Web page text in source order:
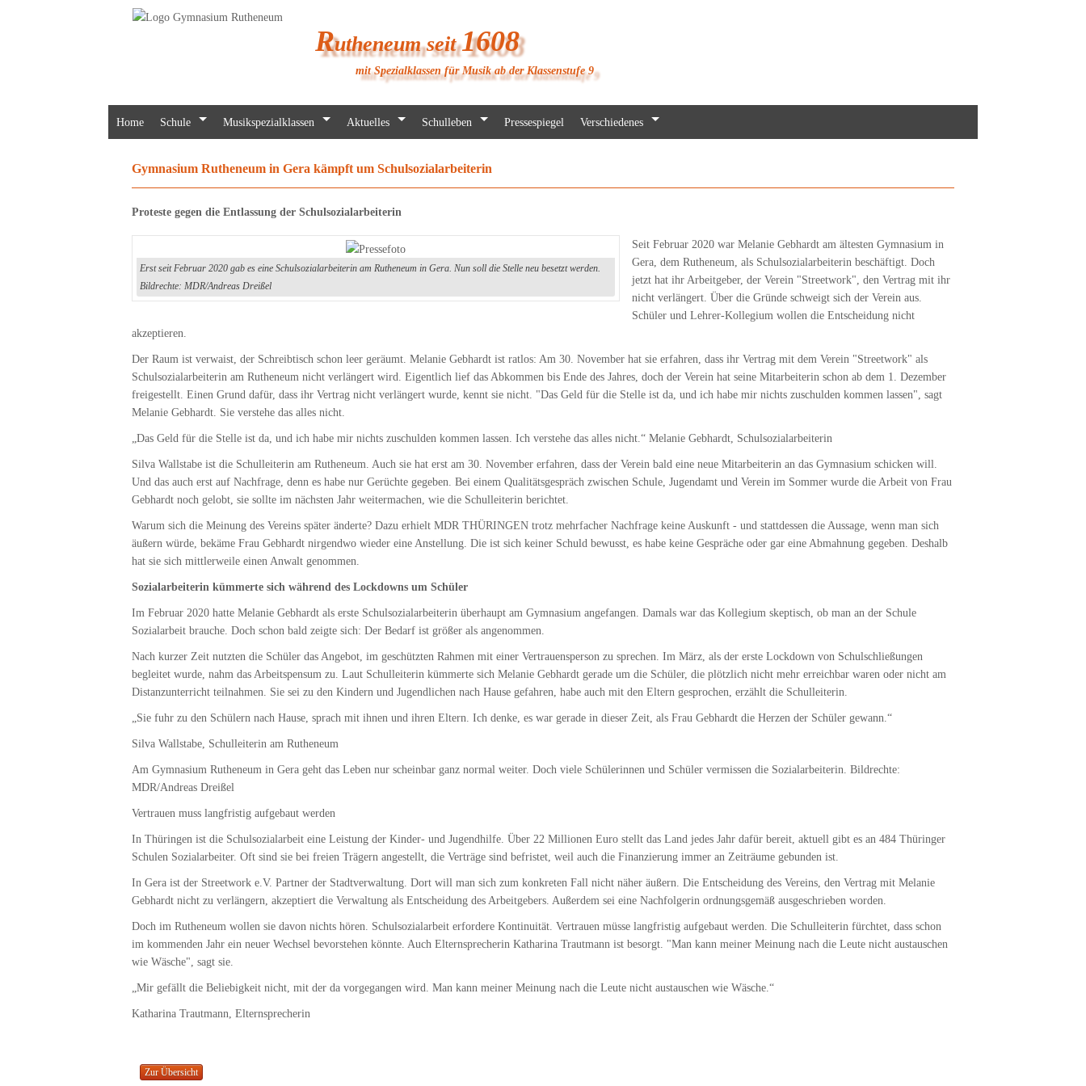
Rutheneum seit1608
mit Spezialklassen für Musik ab der Klassenstufe 9
Home Schule Musikspezialklassen Aktuelles Schulleben Pressespiegel Verschiedenes
Gymnasium Rutheneum in Gera kämpft um Schulsozialarbeiterin
Proteste gegen die Entlassung der Schulsozialarbeiterin
Erst seit Februar 2020 gab es eine Schulsozialarbeiterin am Rutheneum in Gera. Nun soll die Stelle neu besetzt werden.
Bildrechte: MDR/Andreas Dreißel
Seit Februar 2020 war Melanie Gebhardt am ältesten Gymnasium in
Gera, dem Rutheneum, als Schulsozialarbeiterin beschäftigt. Doch
jetzt hat ihr Arbeitgeber, der Verein "Streetwork", den Vertrag mit ihr
nicht verlängert. Über die Gründe schweigt sich der Verein aus.
Schüler und Lehrer-Kollegium wollen die Entscheidung nicht
akzeptieren.
Der Raum ist verwaist, der Schreibtisch schon leer geräumt. Melanie Gebhardt ist ratlos: Am 30. November hat sie erfahren, dass ihr Vertrag mit dem Verein "Streetwork" als
Schulsozialarbeiterin am Rutheneum nicht verlängert wird. Eigentlich lief das Abkommen bis Ende des Jahres, doch der Verein hat seine Mitarbeiterin schon ab dem 1. Dezember
freigestellt. Einen Grund dafür, dass ihr Vertrag nicht verlängert wurde, kennt sie nicht. "Das Geld für die Stelle ist da, und ich habe mir nichts zuschulden kommen lassen", sagt
Melanie Gebhardt. Sie verstehe das alles nicht.
„Das Geld für die Stelle ist da, und ich habe mir nichts zuschulden kommen lassen. Ich verstehe das alles nicht.“ Melanie Gebhardt, Schulsozialarbeiterin
Silva Wallstabe ist die Schulleiterin am Rutheneum. Auch sie hat erst am 30. November erfahren, dass der Verein bald eine neue Mitarbeiterin an das Gymnasium schicken will.
Und das auch erst auf Nachfrage, denn es habe nur Gerüchte gegeben. Bei einem Qualitätsgespräch zwischen Schule, Jugendamt und Verein im Sommer wurde die Arbeit von Frau
Gebhardt noch gelobt, sie sollte im nächsten Jahr weitermachen, wie die Schulleiterin berichtet.
Warum sich die Meinung des Vereins später änderte? Dazu erhielt MDR THÜRINGEN trotz mehrfacher Nachfrage keine Auskunft - und stattdessen die Aussage, wenn man sich
äußern würde, bekäme Frau Gebhardt nirgendwo wieder eine Anstellung. Die ist sich keiner Schuld bewusst, es habe keine Gespräche oder gar eine Abmahnung gegeben. Deshalb
hat sie sich mittlerweile einen Anwalt genommen.
Sozialarbeiterin kümmerte sich während des Lockdowns um Schüler
Im Februar 2020 hatte Melanie Gebhardt als erste Schulsozialarbeiterin überhaupt am Gymnasium angefangen. Damals war das Kollegium skeptisch, ob man an der Schule
Sozialarbeit brauche. Doch schon bald zeigte sich: Der Bedarf ist größer als angenommen.
Nach kurzer Zeit nutzten die Schüler das Angebot, im geschützten Rahmen mit einer Vertrauensperson zu sprechen. Im März, als der erste Lockdown von Schulschließungen
begleitet wurde, nahm das Arbeitspensum zu. Laut Schulleiterin kümmerte sich Melanie Gebhardt gerade um die Schüler, die plötzlich nicht mehr erreichbar waren oder nicht am
Distanzunterricht teilnahmen. Sie sei zu den Kindern und Jugendlichen nach Hause gefahren, habe auch mit den Eltern gesprochen, erzählt die Schulleiterin.
„Sie fuhr zu den Schülern nach Hause, sprach mit ihnen und ihren Eltern. Ich denke, es war gerade in dieser Zeit, als Frau Gebhardt die Herzen der Schüler gewann.“
Silva Wallstabe, Schulleiterin am Rutheneum
Am Gymnasium Rutheneum in Gera geht das Leben nur scheinbar ganz normal weiter. Doch viele Schülerinnen und Schüler vermissen die Sozialarbeiterin. Bildrechte:
MDR/Andreas Dreißel
Vertrauen muss langfristig aufgebaut werden
In Thüringen ist die Schulsozialarbeit eine Leistung der Kinder- und Jugendhilfe. Über 22 Millionen Euro stellt das Land jedes Jahr dafür bereit, aktuell gibt es an 484 Thüringer
Schulen Sozialarbeiter. Oft sind sie bei freien Trägern angestellt, die Verträge sind befristet, weil auch die Finanzierung immer an Zeiträume gebunden ist.
In Gera ist der Streetwork e.V. Partner der Stadtverwaltung. Dort will man sich zum konkreten Fall nicht näher äußern. Die Entscheidung des Vereins, den Vertrag mit Melanie
Gebhardt nicht zu verlängern, akzeptiert die Verwaltung als Entscheidung des Arbeitgebers. Außerdem sei eine Nachfolgerin ordnungsgemäß ausgeschrieben worden.
Doch im Rutheneum wollen sie davon nichts hören. Schulsozialarbeit erfordere Kontinuität. Vertrauen müsse langfristig aufgebaut werden. Die Schulleiterin fürchtet, dass schon
im kommenden Jahr ein neuer Wechsel bevorstehen könnte. Auch Elternsprecherin Katharina Trautmann ist besorgt. "Man kann meiner Meinung nach die Leute nicht austauschen
wie Wäsche", sagt sie.
„Mir gefällt die Beliebigkeit nicht, mit der da vorgegangen wird. Man kann meiner Meinung nach die Leute nicht austauschen wie Wäsche.“
Katharina Trautmann, Elternsprecherin